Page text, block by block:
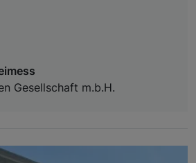
Gesellschaft m.b.H.